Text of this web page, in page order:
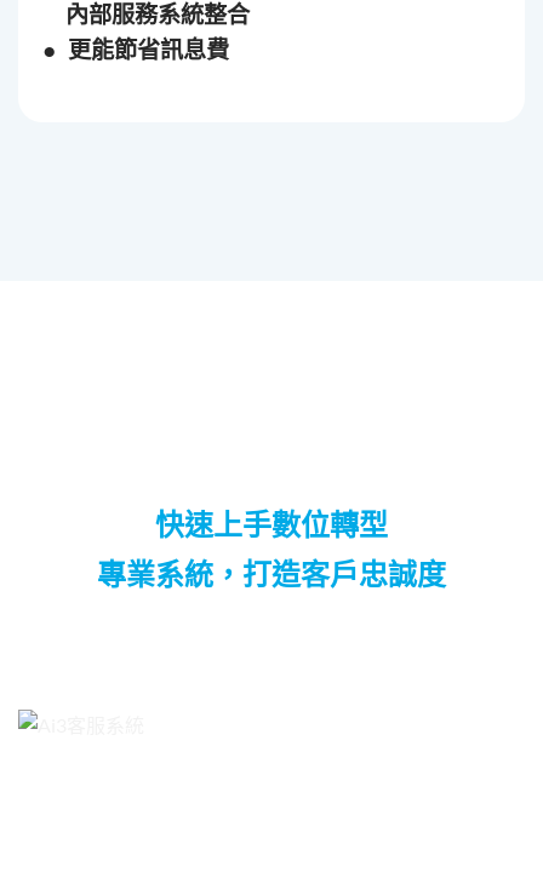
內部服務系統整合
● 更能節省訊息費
快速上手數位轉型
專業系統，打造客戶忠誠度